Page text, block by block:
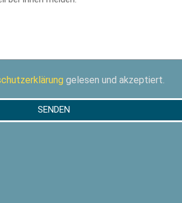
gelesen und akzeptiert.
SENDEN